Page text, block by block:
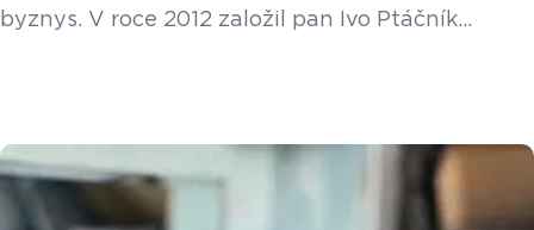
byznys. V roce 2012 založil pan Ivo Ptáčník
surovinami a na šetrnost k životnímu prostředí.
Laura Coffee je o lidech a sám zakladatel se
považuje pouze ze malé kolečko jednoho velkého